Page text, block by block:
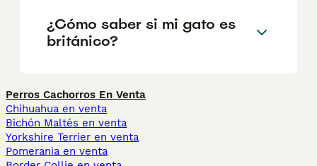
¿Cómo saber si mi gato es
británico?
Perros Cachorros En Venta
Chihuahua en venta
Bichón Maltés en venta
Yorkshire Terrier en venta
Pomerania en venta